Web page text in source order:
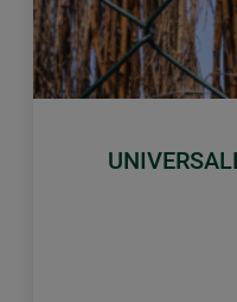
Zurück